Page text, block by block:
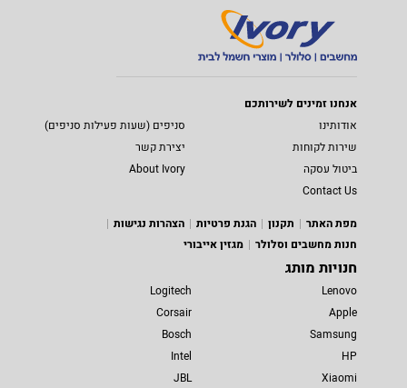
אנחנו זמינים לשירותכם
אודותינו
סניפים (שעות פעילות סניפים)
שירות לקוחות
יצירת קשר
ביטול עסקה
About Ivory
Contact Us
מפת האתר
תקנון הגנת פרטיות
הצהרות נגישות
חנות מחשבים וסלולר
מגזין אייבורי
חנויות מותג
Lenovo
Apple
Samsung
HP
Xiaomi
Logitech
Corsair
Bosch
Intel
JBL